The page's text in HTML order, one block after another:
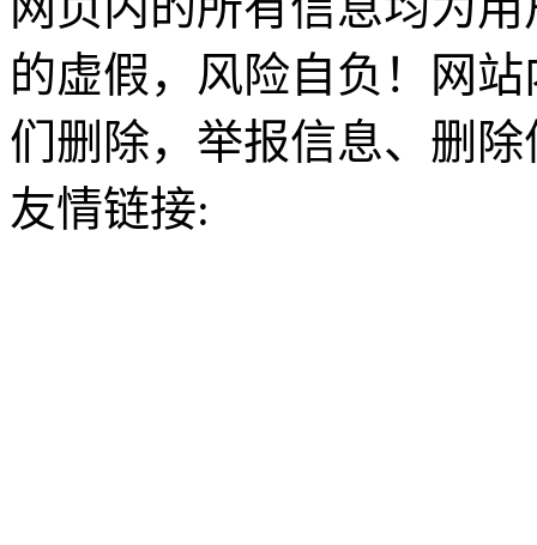
的虚假，风险自负！网
们删除，举报信息、删
友情链接: